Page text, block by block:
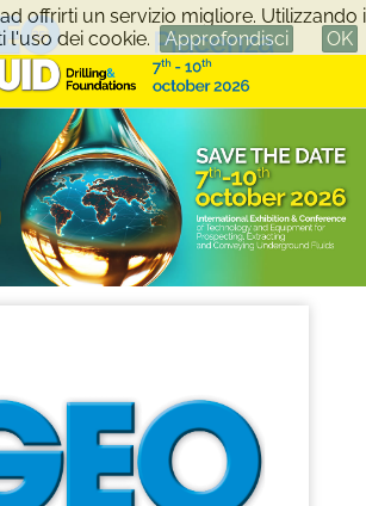
offrirti un servizio migliore. Utilizzando
l'uso dei cookie.
Approfondisci OK